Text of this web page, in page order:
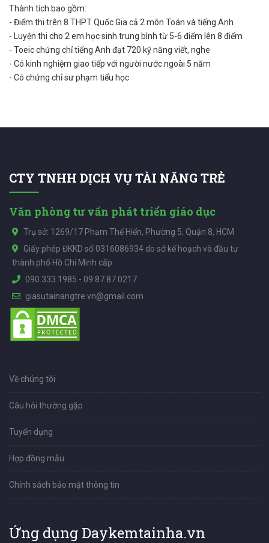
Thành tích bao gồm:
- Điểm thi trên 8 THPT Quốc Gia cả 2 môn Toán và tiếng Anh
- Luyện thi cho 2 em học sinh trung bình từ 5-6 điểm lên 8 điểm
- Toeic chứng chỉ tiếng Anh đạt 720 kỹ năng viết, nghe
- Có kinh nghiệm giao tiếp với người nước ngoài 5 năm
- Có chứng chỉ sư phạm tiểu học
CTY TNHH DỊCH VỤ TÀI NĂNG TRẺ
Văn phòng tư vấn phát triển giáo dục
Trụ sở: 1269/17 Phạm Thế Hiển, Phường 5, Quận 8, HCM
Giấy phép ĐKKD số 0316086934 do sở kế hoạch và đầu tư
thành phố Hồ Chí Minh cấp
090.333.1985 - 09.87.87.0217
giasutainangtre.vn@gmail.com
Về chúng tôi
Câu hỏi thường gặp
Tuyển dụng
Hợp đồng mẫu
Chính sách bảo mật thông tin
Ứng dụng Daykemtainha.vn